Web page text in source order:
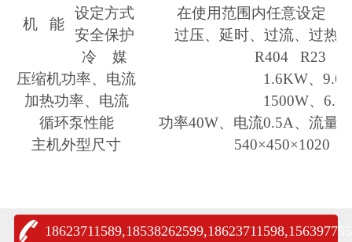
机 能
设定方式
在使用范围内任意设定
安全保护
过压、延时、过流、过热
冷 媒
R404 R23
压缩机功率、电流
1.6KW、
加热功率、电流
1500W、
循环泵性能
功率40W、电流0.5A、流量
主机外型尺寸
540×450×1020（